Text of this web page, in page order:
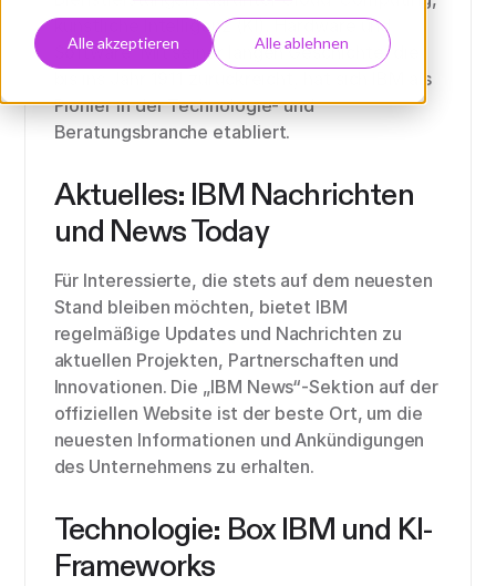
Alle akzeptieren Alle ablehnen
künstliche Intelligenz (KI), Hardware und
Software. Mit seiner langen Geschichte, die
bis ins Jahr 1911 zurückreicht, hat sich IBM als
Pionier in der Technologie- und
Beratungsbranche etabliert.
Aktuelles: IBM Nachrichten
und News Today
Für Interessierte, die stets auf dem neuesten
Stand bleiben möchten, bietet IBM
regelmäßige Updates und Nachrichten zu
aktuellen Projekten, Partnerschaften und
Innovationen. Die „IBM News“-Sektion auf der
offiziellen Website ist der beste Ort, um die
neuesten Informationen und Ankündigungen
des Unternehmens zu erhalten.
Technologie: Box IBM und KI-
Frameworks